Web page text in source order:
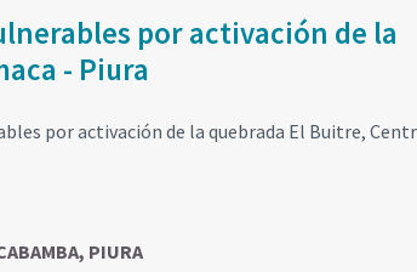
por activación de la
- Piura
por activación de la quebrada El Buitre,
PIURA